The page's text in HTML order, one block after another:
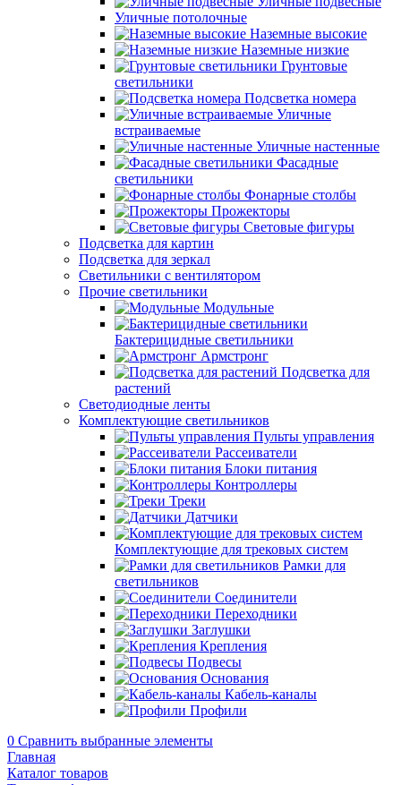
Уличные потолочные
Наземные высокие
Наземные низкие
Грунтовые
светильники
Подсветка номера
Уличные
встраиваемые
Уличные настенные
Фасадные
светильники
Фонарные столбы
Прожекторы
Световые фигуры
Подсветка для картин
Подсветка для зеркал
Светильники с вентилятором
Прочие светильники
Модульные
Бактерицидные светильники
Армстронг
Подсветка для
растений
Светодиодные ленты
Комплектующие светильников
Пульты управления
Рассеиватели
Блоки питания
Контроллеры
Треки
Датчики
Комплектующие для трековых систем
Рамки для
светильников
Соединители
Переходники
Заглушки
Крепления
Подвесы
Основания
Кабель-каналы
Профили
0 Сравнить выбранные элементы
Главная
Каталог товаров